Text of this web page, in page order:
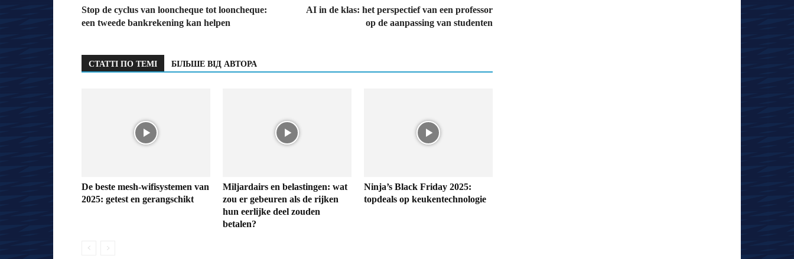
Stop de cyclus van looncheque tot looncheque:
een tweede bankrekening kan helpen
AI in de klas: het perspectief van een professor
op de aanpassing van studenten
СТАТТІ ПО ТЕМІ БІЛЬШЕ ВІД АВТОРА
De beste mesh-wifisystemen van
2025: getest en gerangschikt
Miljardairs en belastingen: wat
zou er gebeuren als de rijken
hun eerlijke deel zouden
betalen?
Ninja’s Black Friday 2025:
topdeals op keukentechnologie